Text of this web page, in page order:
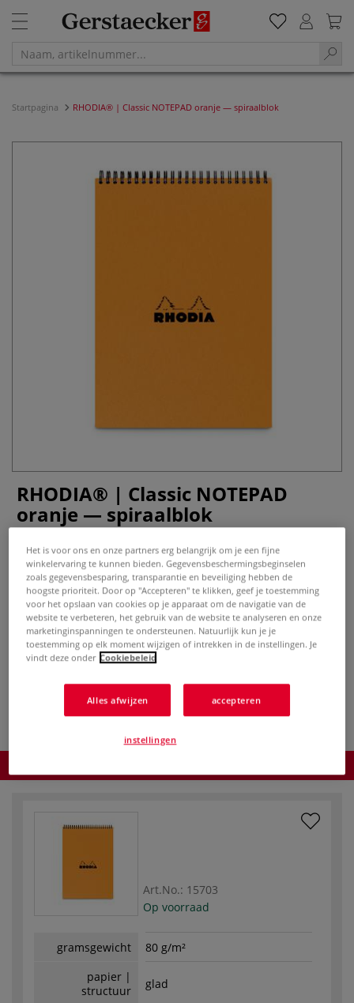
Startpagina RHODIA® | Classic NOTEPAD oranje — spiraalblok
RHODIA® | Classic NOTEPAD
oranje — spiraalblok
0 Beoordeling
Meer
vanaf€ 2,35
inclusief 21% BTW (cq. 9% BTW),
Product bestellen
Art.No.: 15703
Op voorraad
gramsgewicht
80 g/m²
papier |
structuur
glad
Het is voor ons en onze partners erg belangrijk om je een fijne
winkelervaring te kunnen bieden. Gegevensbeschermingsbeginselen
zoals gegevensbesparing, transparantie en beveiliging hebben de
hoogste prioriteit. Door op "Accepteren" te klikken, geef je toestemming
voor het opslaan van cookies op je apparaat om de navigatie van de
website te verbeteren, het gebruik van de website te analyseren en onze
marketinginspanningen te ondersteunen. Natuurlijk kun je je
toestemming op elk moment wijzigen of intrekken in de instellingen. Je
vindt deze onder Cookiebeleid
Alles afwijzen accepteren
instellingen